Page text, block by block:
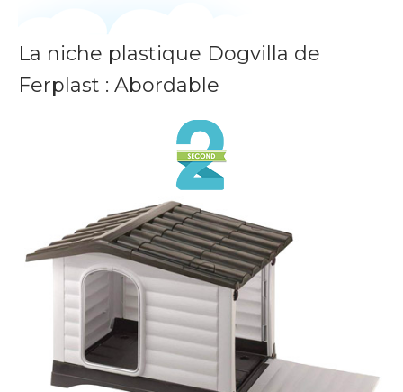
La niche plastique Dogvilla de
Ferplast : Abordable